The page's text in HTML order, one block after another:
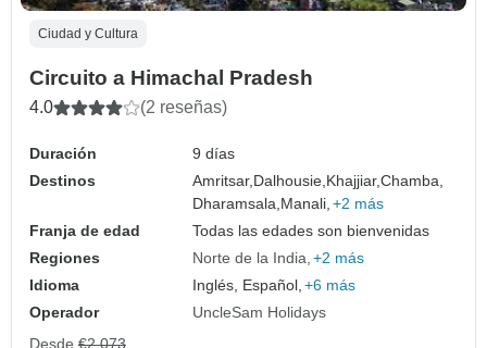
Ciudad y Cultura
Circuito a Himachal Pradesh
4.0 (2 reseñas)
Duración
9 días
Destinos
Amritsar, Dalhousie, Khajjiar,Chamba,
Dharamsala, Manali, +2 más
Franja de edad
Todas las edades son bienvenidas
Regiones
Norte de la India +2 más
Idioma
Inglés, Español, +6 más
Operador
UncleSam Holidays
Desde €2,073